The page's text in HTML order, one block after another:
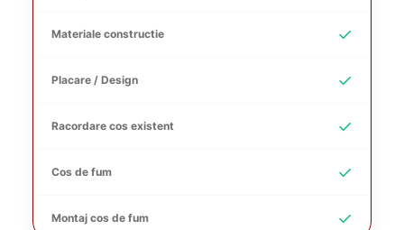
Materiale constructie ✓
Placare / Design ✓
Racordare cos existent ✓
Cos de fum ✓
Montaj cos de fum ✓